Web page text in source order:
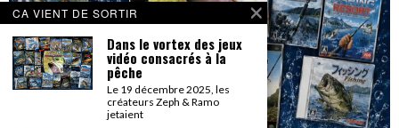
CA VIENT DE SORTIR
Dans le vortex des jeux
vidéo consacrés à la
pêche
Le 19 décembre 2025, les
créateurs Zeph & Ramo
jetaient